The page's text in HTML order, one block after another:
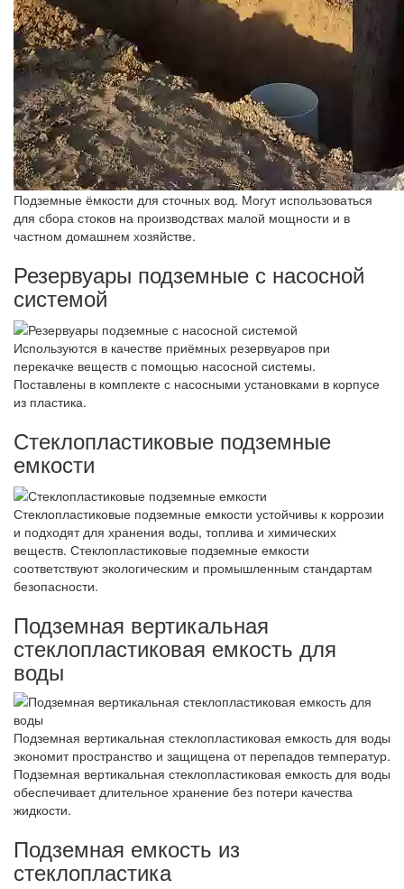
Подземные ёмкости для сточных вод. Могут использоваться
для сбора стоков на производствах малой мощности и в
частном домашнем хозяйстве.
Резервуары подземные с насосной
системой
Используются в качестве приёмных резервуаров при
перекачке веществ с помощью насосной системы.
Поставлены в комплекте с насосными установками в корпусе
из пластика.
Стеклопластиковые подземные
емкости
Стеклопластиковые подземные емкости устойчивы к коррозии
и подходят для хранения воды, топлива и химических
веществ. Стеклопластиковые подземные емкости
соответствуют экологическим и промышленным стандартам
безопасности.
Подземная вертикальная
стеклопластиковая емкость для
воды
Подземная вертикальная стеклопластиковая емкость для воды
экономит пространство и защищена от перепадов температур.
Подземная вертикальная стеклопластиковая емкость для воды
обеспечивает длительное хранение без потери качества
жидкости.
Подземная емкость из
стеклопластика